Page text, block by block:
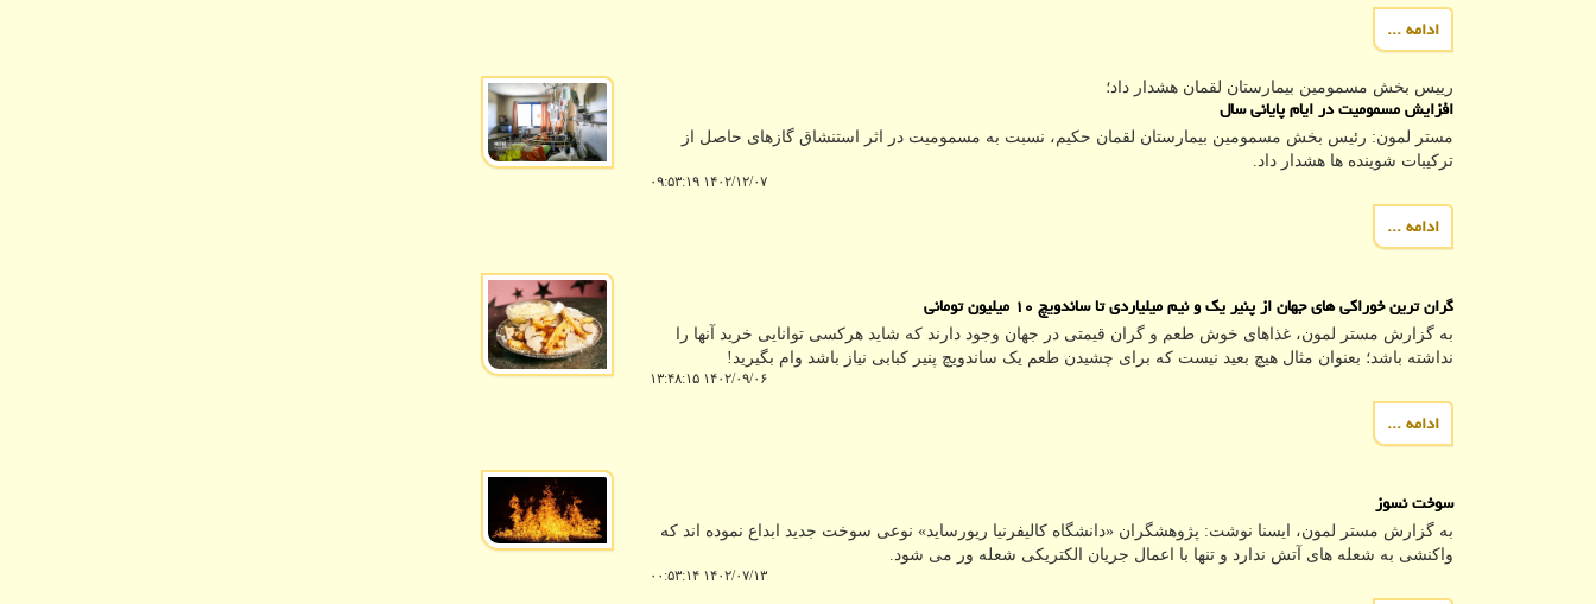
ادامه ...
رییس بخش مسمومین بیمارستان لقمان هشدار داد؛
افزایش مسمومیت در ایام پایانی سال
مستر لمون: رئیس بخش مسمومین بیمارستان لقمان حکیم، نسبت به مسمومیت در اثر استنشاق گازهای حاصل از
ترکیبات شوینده ها هشدار داد.
۱۴۰۲/۱۲/۰۷ ۰۹:۵۳:۱۹
ادامه ...
گران ترین خوراکی های جهان از پنیر یک و نیم میلیاردی تا ساندویچ ۱۰ میلیون تومانی
به گزارش مستر لمون، غذاهای خوش طعم و گران قیمتی در جهان وجود دارند که شاید هرکسی توانایی خرید آنها را
نداشته باشد؛ بعنوان مثال هیچ بعید نیست که برای چشیدن طعم یک ساندویچ پنیر کبابی نیاز باشد وام بگیرید!
۱۴۰۲/۰۹/۰۶ ۱۳:۴۸:۱۵
ادامه ...
سوخت نسوز
به گزارش مستر لمون، ایسنا نوشت: پژوهشگران «دانشگاه کالیفرنیا ریورساید» نوعی سوخت جدید ابداع نموده اند که
واکنشی به شعله های آتش ندارد و تنها با اعمال جریان الکتریکی شعله ور می شود.
۱۴۰۲/۰۷/۱۳ ۰۰:۵۳:۱۴